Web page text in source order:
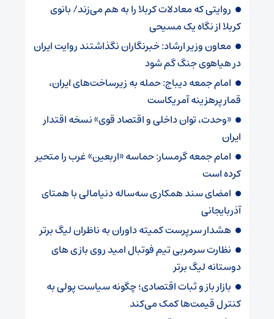
روایتی که معادلات کربلا را به هم می‌زند/ بانوی
کربلا از نگاه یک مسیحی
معاون وزیر ارشاد: خبرنگاران نگذاشتند روایت ایران
در هیاهوی جنگ گم شود
امام جمعه دیباج: حمله به زیرساخت‌های ایران،
قمار پرهزینه آمریکاست
«وحدت، توان داخلی و اقتصاد قوی» نسخه اقتدار
ایران
امام جمعه گرمسار: حماسه «اربعین» غرب را متحیر
کرده است
امضای سند همکاری سه‌ساله دنیامالی با همتای
آذربایجانی
هشدار سرپرست ‌کمیته داوران به ناظران لیگ برتر
نظارت سرمربی تیم‌ فوتبال امید روی بازی های
دوستانه لیگ برتر
بازار باز و ثبات اقتصادی؛ چگونه سیاست پولی به
کنترل قیمت‌ها کمک می‌کند